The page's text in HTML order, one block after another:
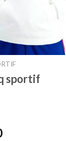
sportif